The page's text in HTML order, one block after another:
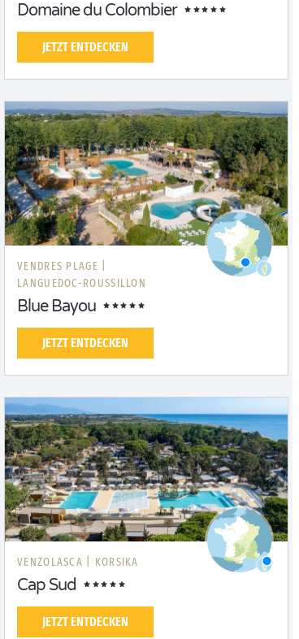
Domaine du Colombier
JETZT ENTDECKEN
VENDRES PLAGE |
LANGUEDOC-ROUSSILLON
Blue Bayou
JETZT ENTDECKEN
VENZOLASCA | KORSIKA
Cap Sud
JETZT ENTDECKEN